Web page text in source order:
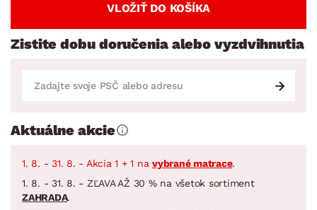
VLOŽIŤ DO KOŠÍKA
Zistite dobu doručenia alebo vyzdvihnutia
Aktuálne akcie
1. 8. - 31. 8. - Akcia 1 + 1 na vybrané matrace.
1. 8. - 31. 8. - ZĽAVA AŽ 30 % na všetok sortiment
ZAHRADA.